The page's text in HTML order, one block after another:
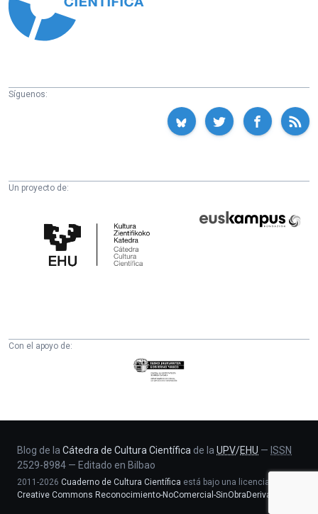
Síguenos:
Un proyecto de:
Cultura
Científica
Fundazioa
Con el apoyo de:
Eusko
Jaurlaritza
eta
Berrikuntza
saila
Blog de la Cátedra de Cultura Científica de la UPV/EHU — ISSN
2529-8984 — Editado en Bilbao
2011-2026 Cuaderno de Cultura Científica está bajo una licencia
Creative Commons Reconocimiento-NoComercial-SinObraDerivada 4.0